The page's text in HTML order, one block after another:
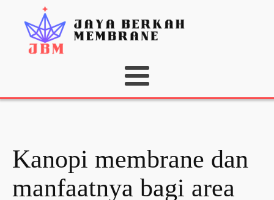
Kanopi membrane dan
manfaatnya bagi area